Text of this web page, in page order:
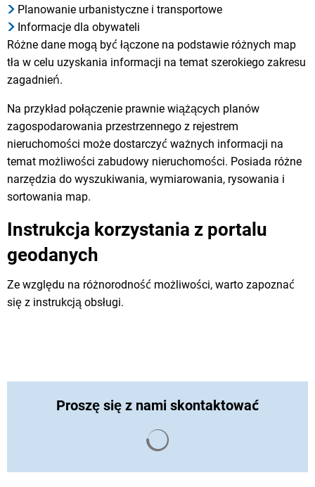
Planowanie urbanistyczne i transportowe
Informacje dla obywateli
Różne dane mogą być łączone na podstawie różnych map
tła w celu uzyskania informacji na temat szerokiego zakresu
zagadnień.
Na przykład połączenie prawnie wiążących planów
zagospodarowania przestrzennego z rejestrem
nieruchomości może dostarczyć ważnych informacji na
temat możliwości zabudowy nieruchomości. Posiada różne
narzędzia do wyszukiwania, wymiarowania, rysowania i
sortowania map.
Instrukcja korzystania z portalu
geodanych
Ze względu na różnorodność możliwości, warto zapoznać
się z instrukcją obsługi.
Proszę się z nami skontaktować